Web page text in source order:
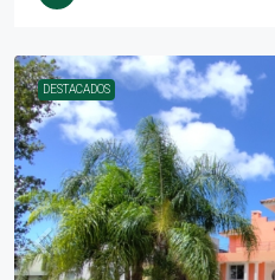
DESTACADOS